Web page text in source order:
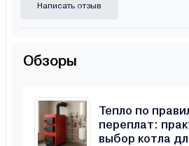
Написать отзыв
Обзоры
Тепло по
переплат:
выбор котла